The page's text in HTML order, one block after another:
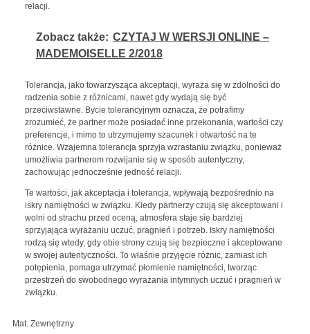
relacji.
Zobacz także: CZYTAJ W WERSJI ONLINE –
MADEMOISELLE 2/2018
Tolerancja, jako towarzysząca akceptacji, wyraża się w zdolności do
radzenia sobie z różnicami, nawet gdy wydają się być
przeciwstawne. Bycie tolerancyjnym oznacza, że potrafimy
zrozumieć, że partner może posiadać inne przekonania, wartości czy
preferencje, i mimo to utrzymujemy szacunek i otwartość na te
różnice. Wzajemna tolerancja sprzyja wzrastaniu związku, ponieważ
umożliwia partnerom rozwijanie się w sposób autentyczny,
zachowując jednocześnie jedność relacji.
Te wartości, jak akceptacja i tolerancja, wpływają bezpośrednio na
iskry namiętności w związku. Kiedy partnerzy czują się akceptowani i
wolni od strachu przed oceną, atmosfera staje się bardziej
sprzyjająca wyrażaniu uczuć, pragnień i potrzeb. Iskry namiętności
rodzą się wtedy, gdy obie strony czują się bezpieczne i akceptowane
w swojej autentyczności. To właśnie przyjęcie różnic, zamiast ich
potępienia, pomaga utrzymać płomienie namiętności, tworząc
przestrzeń do swobodnego wyrażania intymnych uczuć i pragnień w
związku.
Mat. Zewnętrzny